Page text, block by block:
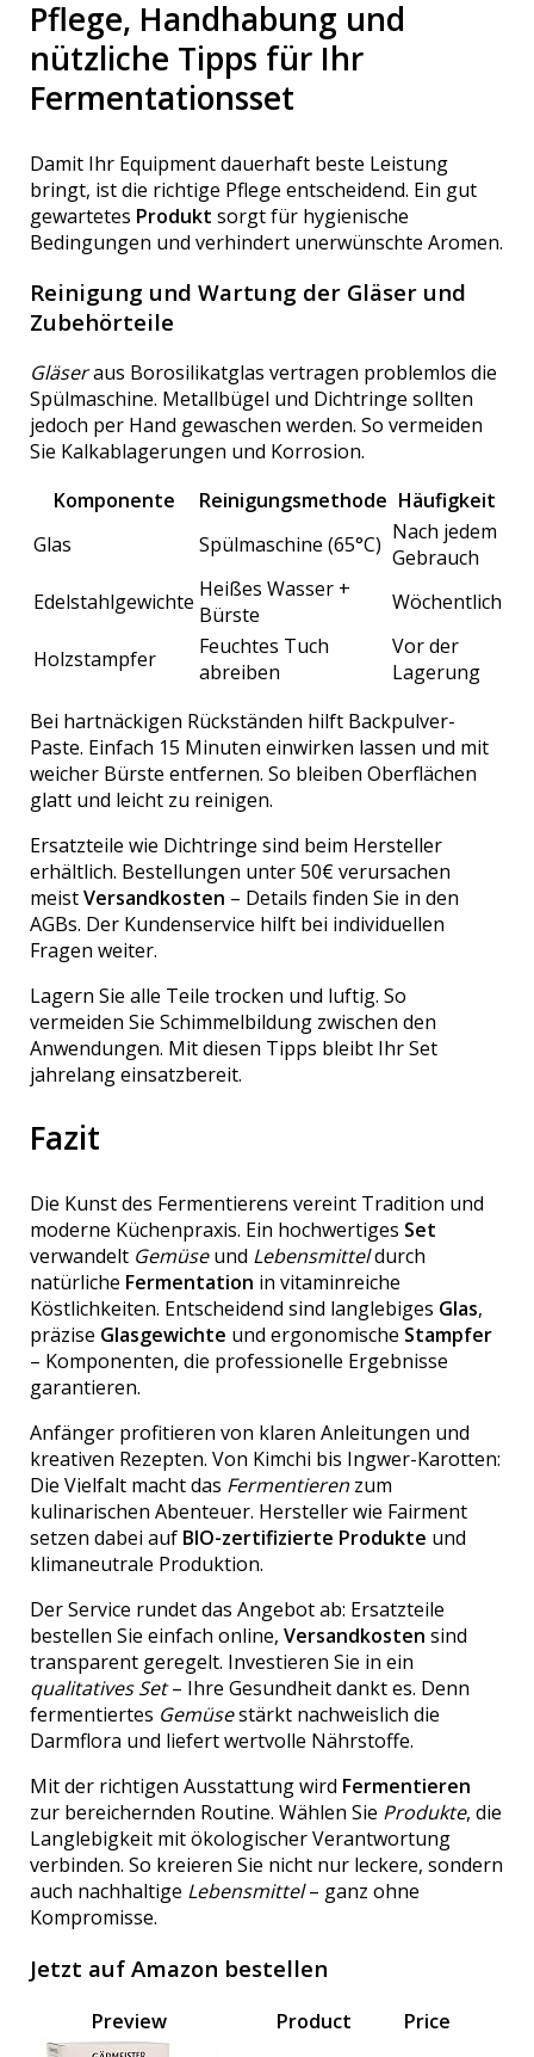
Pflege, Handhabung und
nützliche Tipps für Ihr
Fermentationsset
Damit Ihr Equipment dauerhaft beste Leistung
bringt, ist die richtige Pflege entscheidend. Ein gut
gewartetes Produkt sorgt für hygienische
Bedingungen und verhindert unerwünschte Aromen.
Reinigung und Wartung der Gläser und
Zubehörteile
Gläseraus Borosilikatglas vertragen problemlos die
Spülmaschine. Metallbügel und Dichtringe sollten
jedoch per Hand gewaschen werden. So vermeiden
Sie Kalkablagerungen und Korrosion.
Komponente
Reinigungsmethode Häufigkeit
Glas
Spülmaschine (65°C) Nach jedem
Gebrauch
Edelstahlgewichte Heißes Wasser +
Bürste
Wöchentlich
Holzstampfer
Feuchtes Tuch
abreiben
Vor der
Lagerung
Bei hartnäckigen Rückständen hilft Backpulver-
Paste. Einfach 15 Minuten einwirken lassen und mit
weicher Bürste entfernen. So bleiben Oberflächen
glatt und leicht zu reinigen.
Ersatzteile wie Dichtringe sind beim Hersteller
erhältlich. Bestellungen unter 50€ verursachen
meistVersandkosten – Details finden Sie in den
AGBs. Der Kundenservice hilft bei individuellen
Fragen weiter.
Lagern Sie alle Teile trocken und luftig. So
vermeiden Sie Schimmelbildung zwischen den
Anwendungen. Mit diesen Tipps bleibt Ihr Set
jahrelang einsatzbereit.
Fazit
Die Kunst des Fermentierens vereint Tradition und
moderne Küchenpraxis. Ein hochwertiges Set
verwandelt Gemüseund Lebensmitteldurch
natürliche Fermentation in vitaminreiche
Köstlichkeiten. Entscheidend sind langlebiges Glas,
präzise Glasgewichte und ergonomische Stampfer
– Komponenten, die professionelle Ergebnisse
garantieren.
Anfänger profitieren von klaren Anleitungen und
kreativen Rezepten. Von Kimchi bis Ingwer-Karotten:
Die Vielfalt macht das Fermentieren zum
kulinarischen Abenteuer. Hersteller wie Fairment
setzen dabei auf BIO-zertifizierte Produkte und
klimaneutrale Produktion.
Der Service rundet das Angebot ab: Ersatzteile
bestellen Sie einfach online,Versandkosten sind
transparent geregelt. Investieren Sie in ein
qualitatives Set– Ihre Gesundheit dankt es. Denn
fermentiertes Gemüsestärkt nachweislich die
Darmflora und liefert wertvolle Nährstoffe.
Mit der richtigen Ausstattung wird Fermentieren
zur bereichernden Routine. Wählen Sie Produkte, die
Langlebigkeit mit ökologischer Verantwortung
verbinden. So kreieren Sie nicht nur leckere, sondern
auch nachhaltige Lebensmittel– ganz ohne
Kompromisse.
Jetzt auf Amazon bestellen
Preview Product
Price